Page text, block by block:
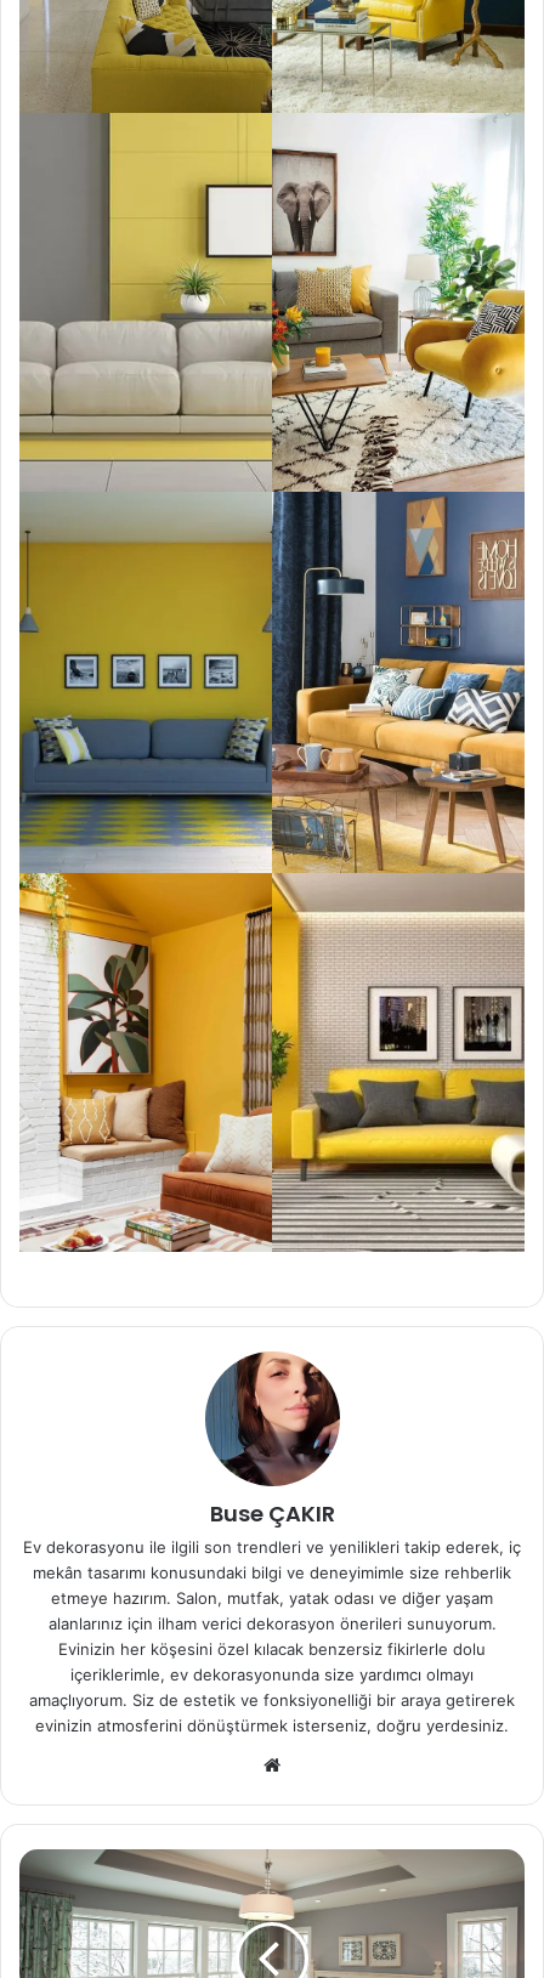
Buse ÇAKIR
Ev dekorasyonu ile ilgili son trendleri ve yenilikleri takip ederek, iç
mekân tasarımı konusundaki bilgi ve deneyimimle size rehberlik
etmeye hazırım. Salon, mutfak, yatak odası ve diğer yaşam
alanlarınız için ilham verici dekorasyon önerileri sunuyorum.
Evinizin her köşesini özel kılacak benzersiz fikirlerle dolu
içeriklerimle, ev dekorasyonunda size yardımcı olmayı
amaçlıyorum. Siz de estetik ve fonksiyonelliği bir araya getirerek
evinizin atmosferini dönüştürmek isterseniz, doğru yerdesiniz.